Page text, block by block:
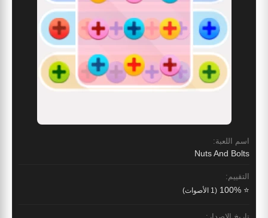
اسم اللعبة:
Nuts And Bolts
التقييم:
⭐ 100% (1 الأصوات)